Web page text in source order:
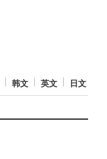
韩文 英文 日文